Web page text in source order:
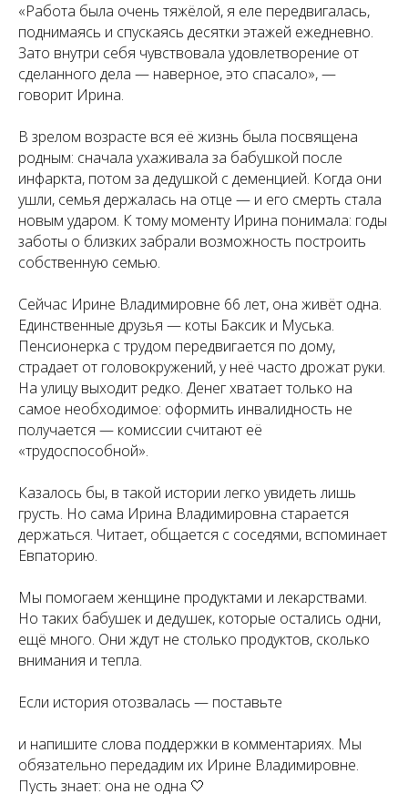
«Работа была очень тяжёлой, я еле передвигалась,
поднимаясь и спускаясь десятки этажей ежедневно.
Зато внутри себя чувствовала удовлетворение от
сделанного дела — наверное, это спасало», —
говорит Ирина.
В зрелом возрасте вся её жизнь была посвящена
родным: сначала ухаживала за бабушкой после
инфаркта, потом за дедушкой с деменцией. Когда они
ушли, семья держалась на отце — и его смерть стала
новым ударом. К тому моменту Ирина понимала: годы
заботы о близких забрали возможность построить
собственную семью.
Сейчас Ирине Владимировне 66 лет, она живёт одна.
Единственные друзья — коты Баксик и Муська.
Пенсионерка с трудом передвигается по дому,
страдает от головокружений, у неё часто дрожат руки.
На улицу выходит редко. Денег хватает только на
самое необходимое: оформить инвалидность не
получается — комиссии считают её
«трудоспособной».
Казалось бы, в такой истории легко увидеть лишь
грусть. Но сама Ирина Владимировна старается
держаться. Читает, общается с соседями, вспоминает
Евпаторию.
Мы помогаем женщине продуктами и лекарствами.
Но таких бабушек и дедушек, которые остались одни,
ещё много. Они ждут не столько продуктов, сколько
внимания и тепла.
Если история отозвалась — поставьте
и напишите слова поддержки в комментариях. Мы
обязательно передадим их Ирине Владимировне.
Пусть знает: она не одна 🤍